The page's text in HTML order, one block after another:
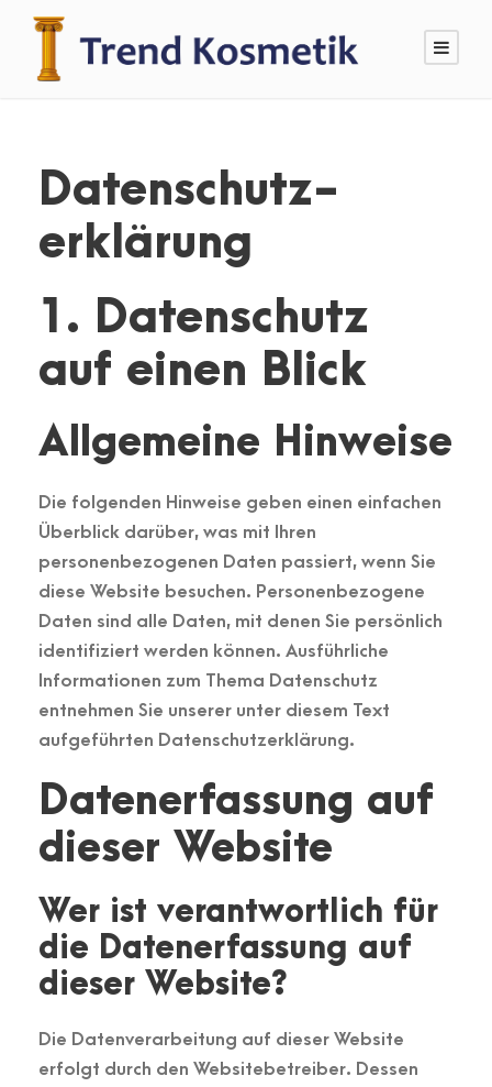
Datenschutz­
erklärung
1. Datenschutz
auf einen Blick
Allgemeine Hinweise
Die folgenden Hinweise geben einen einfachen
Überblick darüber, was mit Ihren
personenbezogenen Daten passiert, wenn Sie
diese Website besuchen. Personenbezogene
Daten sind alle Daten, mit denen Sie persönlich
identifiziert werden können. Ausführliche
Informationen zum Thema Datenschutz
entnehmen Sie unserer unter diesem Text
aufgeführten Datenschutzerklärung.
Datenerfassung auf
dieser Website
Wer ist verantwortlich für
die Datenerfassung auf
dieser Website?
Die Datenverarbeitung auf dieser Website
erfolgt durch den Websitebetreiber. Dessen